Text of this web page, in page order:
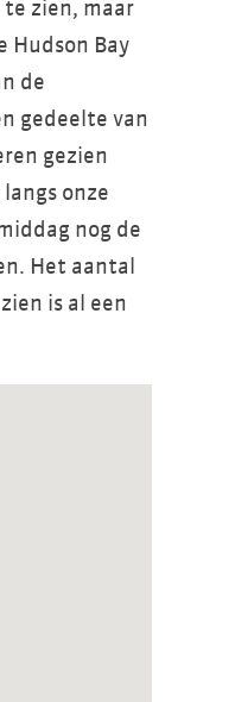
zien, maar
Hudson Bay
de
gedeelte van
gezien
onze
nog de
Het aantal
is al een